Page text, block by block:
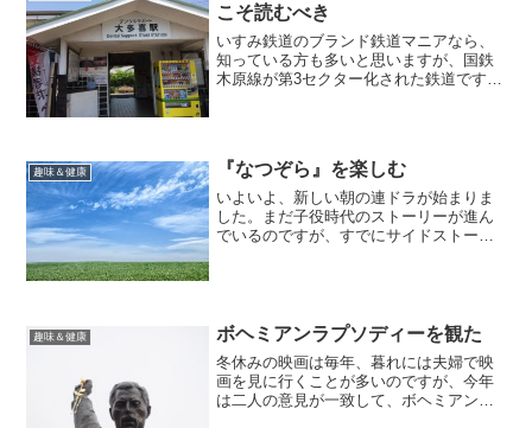
こそ読むべき
いすみ鉄道のブランド鉄道マニアなら、
知っている方も多いと思いますが、国鉄
木原線が第3セクター化された鉄道です。
が社長を公募したことは...
趣味＆健康 『なつぞら』を楽しむ
いよいよ、新しい朝の連ドラが始まりま
した。まだ子役時代のストーリーが進ん
でいるのですが、すでにサイドストーリ
趣味＆健康 ボヘミアンラプソディーを観た
冬休みの映画は毎年、暮れには夫婦で映
画を見に行くことが多いのですが、今年
は二人の意見が一致して、ボヘミアンラ